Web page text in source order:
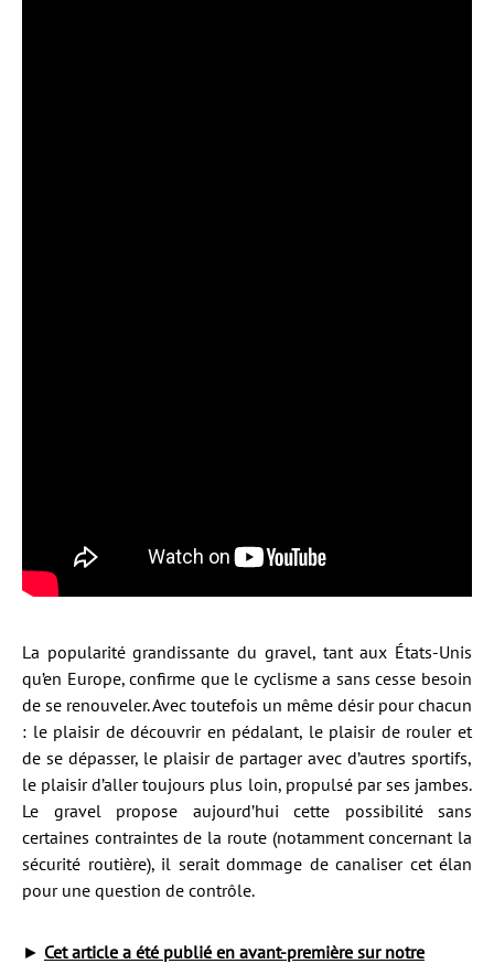
La popularité grandissante du gravel, tant aux États-Unis
qu’en Europe, confirme que le cyclisme a sans cesse besoin
de se renouveler. Avec toutefois un même désir pour chacun
: le plaisir de découvrir en pédalant, le plaisir de rouler et
de se dépasser, le plaisir de partager avec d’autres sportifs,
le plaisir d’aller toujours plus loin, propulsé par ses jambes.
Le gravel propose aujourd’hui cette possibilité sans
certaines contraintes de la route (notamment concernant la
sécurité routière), il serait dommage de canaliser cet élan
pour une question de contrôle.
► Cet article a été publié en avant-première sur notre